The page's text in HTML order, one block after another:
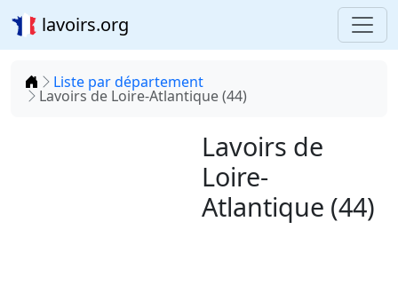
lavoirs.org
Accueil
Liste par département
Lavoirs de Loire-Atlantique (44)
Lavoirs de
Loire-
Atlantique (44)